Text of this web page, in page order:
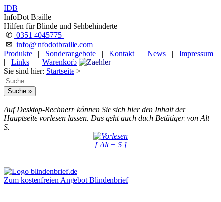
IDB
InfoDot Braille
Hilfen für Blinde und Sehbehinderte
✆ 0351 4045775
✉ info@infodotbraille.com
Produkte
| Sonderangebote | Kontakt | News |
Impressum
|
Links |
Warenkorb
Sie sind hier: Startseite >
Auf Desktop-Rechnern können Sie sich hier den Inhalt der
Hauptseite vorlesen lassen. Das geht auch duch Betätigen von Alt +
S.
[ Alt + S ]
Zum kostenfreien Angebot Blindenbrief